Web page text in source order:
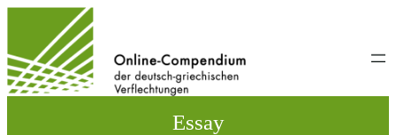
wechseln
Essay